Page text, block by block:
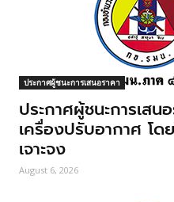
ประกาศผู้ชนะการเสนอราคา
ประกาศผู้ชนะการเสน
เครื่องปรับอากาศ โด
เจาะจง
August 6, 2026